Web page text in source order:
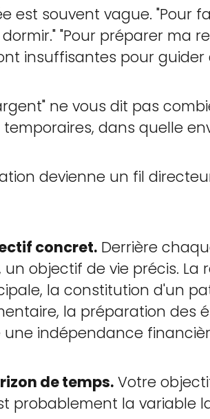
est souvent vague. "Pour
"Pour préparer ma
insuffisantes pour
ne vous dit pas
dans quelle
devienne un fil
concret. Derrière
objectif de vie précis. La
la constitution d'un
la préparation des
indépendance
de temps. Votre
probablement la